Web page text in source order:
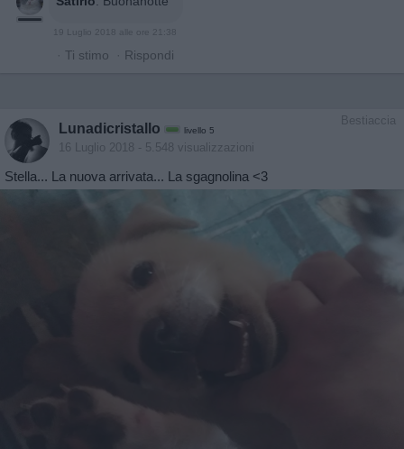
19 Luglio 2018 alle ore 21:38
· Ti stimo · Rispondi
Bestiaccia
Lunadicristallo livello 5
16 Luglio 2018 - 5.548 visualizzazioni
Stella... La nuova arrivata... La sgagnolina <3